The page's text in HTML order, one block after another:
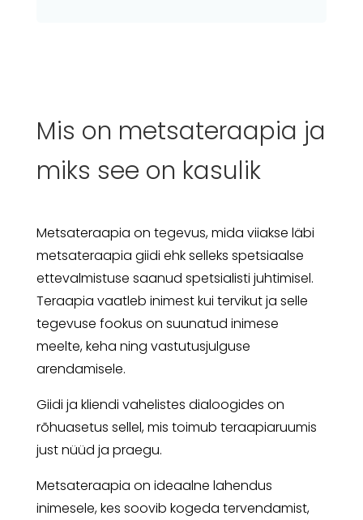
Mis on metsateraapia ja
miks see on kasulik
Metsateraapia on tegevus, mida viiakse läbi
metsateraapia giidi ehk selleks spetsiaalse
ettevalmistuse saanud spetsialisti juhtimisel.
Teraapia vaatleb inimest kui tervikut ja selle
tegevuse fookus on suunatud inimese
meelte, keha ning vastutusjulguse
arendamisele.
Giidi ja kliendi vahelistes dialoogides on
rõhuasetus sellel, mis toimub teraapiaruumis
just nüüd ja praegu.
Metsateraapia on ideaalne lahendus
inimesele, kes soovib kogeda tervendamist,